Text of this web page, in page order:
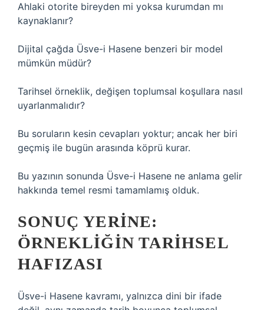
Ahlaki otorite bireyden mi yoksa kurumdan mı
kaynaklanır?
Dijital çağda Üsve-i Hasene benzeri bir model
mümkün müdür?
Tarihsel örneklik, değişen toplumsal koşullara nasıl
uyarlanmalıdır?
Bu soruların kesin cevapları yoktur; ancak her biri
geçmiş ile bugün arasında köprü kurar.
Bu yazının sonunda Üsve-i Hasene ne anlama gelir
hakkında temel resmi tamamlamış olduk.
SONUÇ YERINE:
ÖRNEKLIĞIN TARIHSEL
HAFIZASI
Üsve-i Hasene kavramı, yalnızca dini bir ifade